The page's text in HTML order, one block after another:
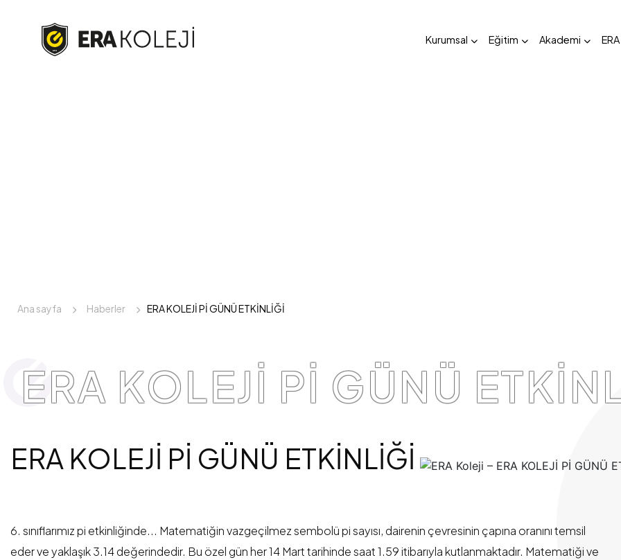
Kurumsal Eğitim Akademi
Ana sayfa Haberler ERA KOLEJİ Pİ GÜNÜ ETKİNLİĞİ
ERA KOLEJİ Pİ GÜNÜ
ERA KOLEJİ Pİ GÜNÜ ETKİNLİĞİ
6. sınıflarımız pi etkinliğinde... Matematiğin vazgeçilmez sembolü pi sayısı, dairenin çevresinin çapına oranını temsil
eder ve yaklaşık 3.14 değerindedir. Bu özel gün her 14 Mart tarihinde saat 1.59 itibarıyla kutlanmaktadır. Matematiği ve